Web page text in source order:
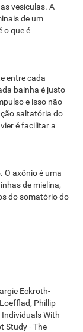
vesículas. A
de um
o que é
entre cada
bainha é justo
e isso não
saltatória do
é facilitar a
O axônio é uma
de mielina,
do somatório do
Eckroth-
Phillip
With
Study - The